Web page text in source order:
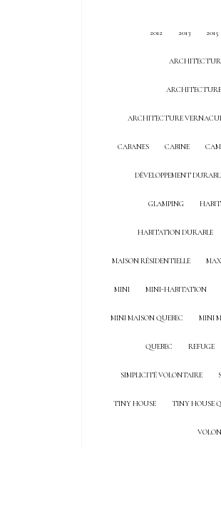
2012 2013 2015
ARCHITECTURE
CABANES CABINE
DÉVELOPPEMENT
GLAMPING
HABITATION DURABLE
MAISON RÉSIDENTIELLE
MINI MINI-HABITATION
MINI MAISON QUEBEC MINI
QUEBEC REFUGE
SIMPLICITÉ VOLONTAIRE
TINY HOUSE TINY HOUSE